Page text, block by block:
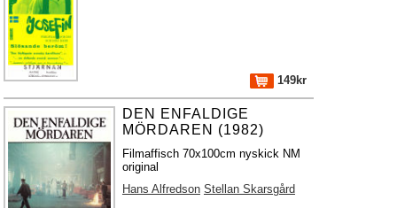
149kr
DEN ENFALDIGE
MÖRDAREN (1982)
Filmaffisch 70x100cm nyskick NM
original
Hans Alfredson Stellan Skarsgård